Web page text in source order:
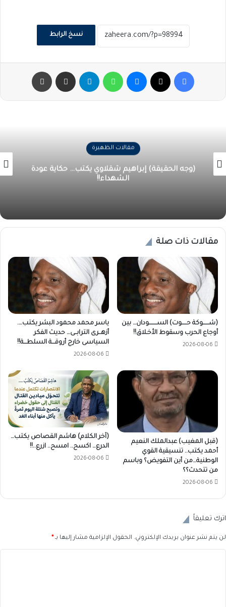
نسخ الرابط
فيسبوك ماسنجر واتساب تيلقرام مشاركة عبر البريد
مقالات الظهيرة
(وجه الحقيقة) إبراهيم شقلاوي يكتب… حكاية عودة
الشهداء!!
مقالات ذات صلة
(شــــــوكة حـــــوت) الســــــــودان… بين
أوجاع الحرب وسقوط الأخـلاق!!
2026-08-06
ياسر محمد محمود البشر يكتب….
أزهــرى الترابــى… حديث الفكر
السياسى خارج أروقـــة السلطـــة!!
2026-08-06
(قبل المغيب) عبدالملك النعيم
أحمد يكتب.. تنسيقية القوي
الوطنية…من أين التفويض؟ وباسم
من تتحدث؟؟
2026-08-06
(آخر الكلام) هاشم القصاص يكتب…
الدرع… اكسح.. امسح.. ازرع..!!
2026-08-06
اترك تعليقاً
لن يتم نشر عنوان بريدك الإلكتروني. الحقول الإلزامية مشار إليها بـ*